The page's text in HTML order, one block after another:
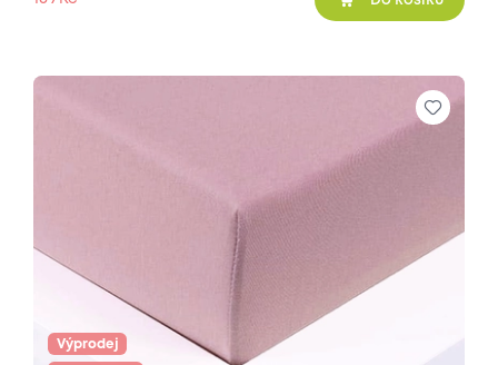
Výprodej